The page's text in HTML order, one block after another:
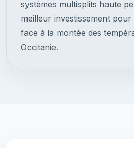
systèmes multisplits haute
meilleur investissement
face à la montée des
Occitanie.